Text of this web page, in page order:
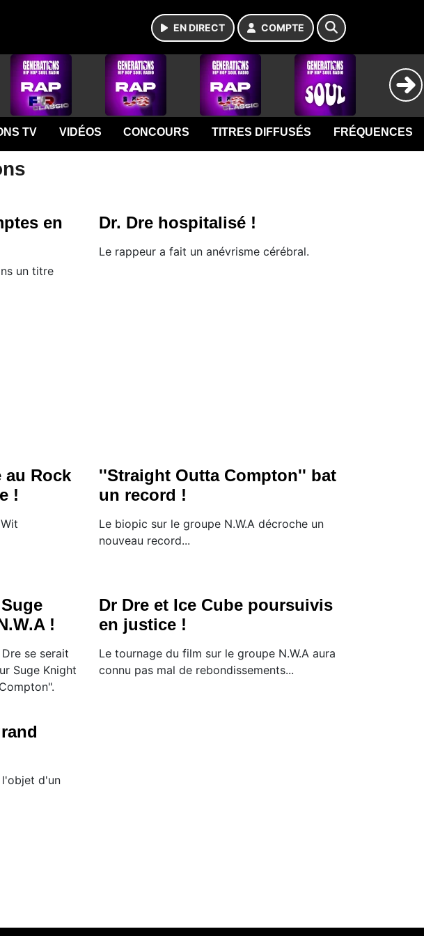
EN DIRECT COMPTE
TV VIDÉOS CONCOURS TITRES DIFFUSÉS FRÉQUENCES
en
un titre
Dr. Dre hospitalisé !
Le rappeur a fait un anévrisme cérébral.
au Rock
!
''Straight Outta Compton'' bat
un record !
Le biopic sur le groupe N.W.A décroche un
nouveau record...
!
se serait
Suge Knight
Dr Dre et Ice Cube poursuivis
en justice !
Le tournage du film sur le groupe N.W.A aura
connu pas mal de rebondissements...
l'objet d'un